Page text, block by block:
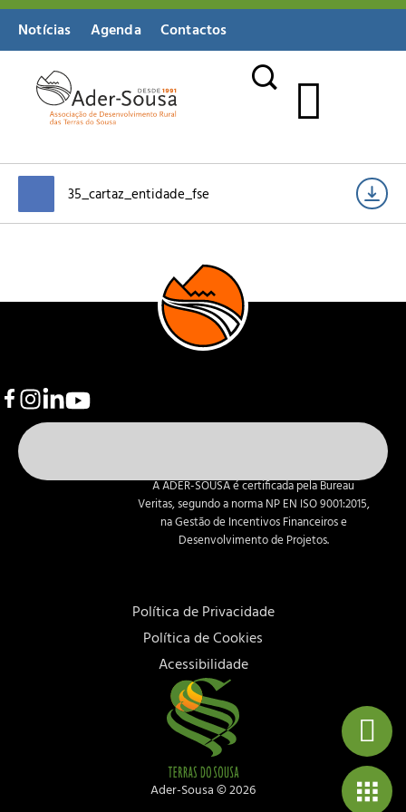
Notícias Agenda Contactos
35_cartaz_entidade_fse
A ADER-SOUSA é certificada pela Bureau
Veritas, segundo a norma NP EN ISO 9001:2015,
na Gestão de Incentivos Financeiros e
Desenvolvimento de Projetos.
Política de Privacidade
Política de Cookies
Acessibilidade
Ader-Sousa ©2026